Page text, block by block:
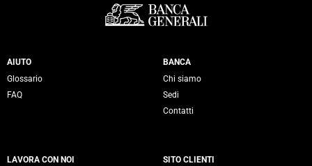
Servizi Banca Generali
AIUTO
Glossario
FAQ
BANCA
Chi siamo
Sedi
Contatti
LAVORA CON NOI
SITO CLIENTI